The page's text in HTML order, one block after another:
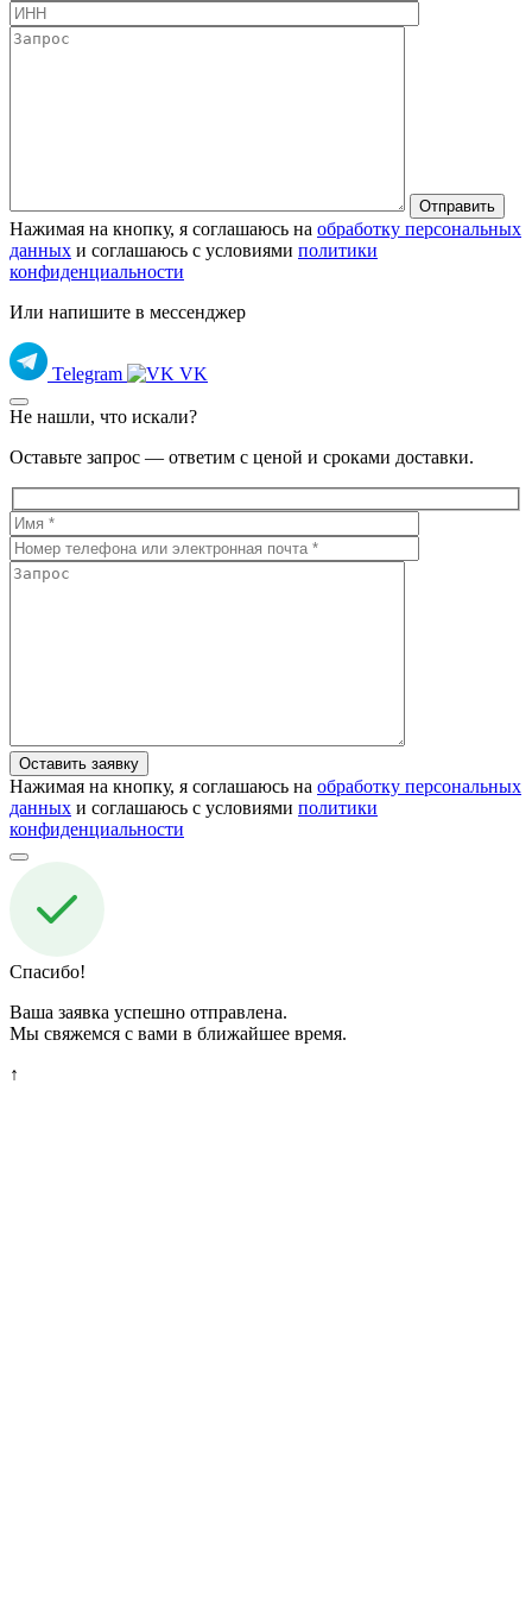
Нажимая на кнопку, я соглашаюсь на обработку персональных
данных и соглашаюсь с условиями политики
конфиденциальности
Или напишите в мессенджер
Telegram VK
Не нашли, что искали?
Оставьте запрос — ответим с ценой и сроками доставки.
Нажимая на кнопку, я соглашаюсь на обработку персональных
данных и соглашаюсь с условиями политики
конфиденциальности
Спасибо!
Ваша заявка успешно отправлена.
Мы свяжемся с вами в ближайшее время.
↑